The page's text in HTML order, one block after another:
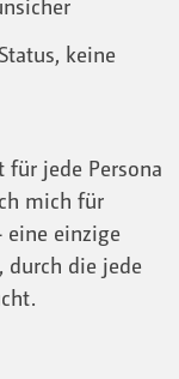
keine
jede Persona
mich für
eine einzige
die jede